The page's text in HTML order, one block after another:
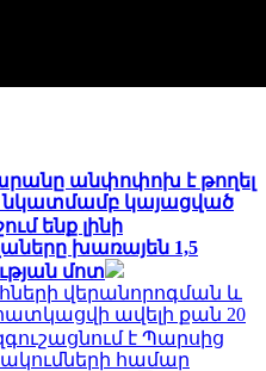
անփոփոխ է թողել
նկատմամբ կայացված
ենք լինի
խառայեն 1,5
մոտ
վերանորոգման և
ավելի քան 20
է Պարսից
համար